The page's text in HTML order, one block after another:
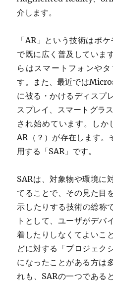
介します。
「AR」という技術はポ
で既に広く普及していま
らはスマートフォンや
す。また、最近では
に被る・かけるディスプ
スプレイ、スマートグラ
され始めています。しか
AR（？）が存在します。
用する「SAR」です。
SARは、対象物や環境に
てることで、その見た目
示したりする技術の総称
トとして、ユーザがデバ
着したりしなくてよいこ
どに対する「プロジェク
になったことがある方は
れも、SARの一つである